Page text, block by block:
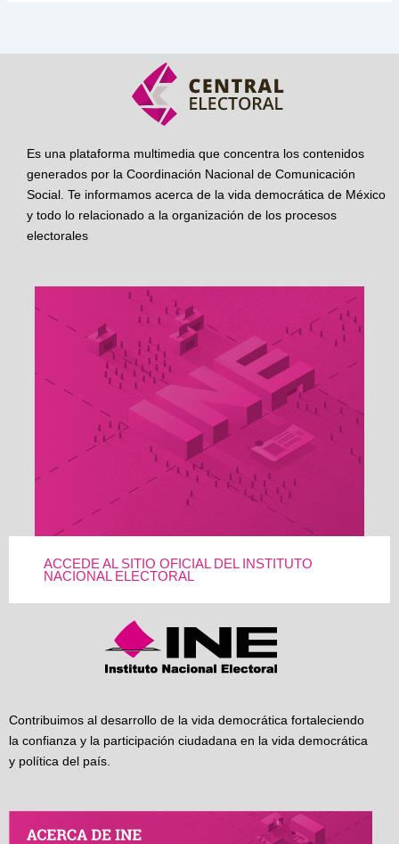
Es una plataforma multimedia que concentra los contenidos
generados por la Coordinación Nacional de Comunicación
Social. Te informamos acerca de la vida democrática de México
y todo lo relacionado a la organización de los procesos
electorales
ACCEDE AL SITIO OFICIAL DEL INSTITUTO
NACIONAL ELECTORAL
Contribuimos al desarrollo de la vida democrática fortaleciendo
la confianza y la participación ciudadana en la vida democrática
y política del país.